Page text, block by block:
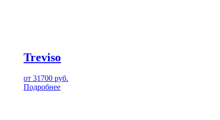
Treviso
от 31700 руб.
Подробнее